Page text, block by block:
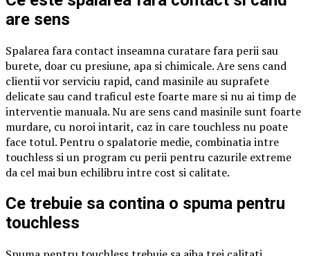
are sens
Spalarea fara contact inseamna curatare fara perii sau
burete, doar cu presiune, apa si chimicale. Are sens cand
clientii vor serviciu rapid, cand masinile au suprafete
delicate sau cand traficul este foarte mare si nu ai timp de
interventie manuala. Nu are sens cand masinile sunt foarte
murdare, cu noroi intarit, caz in care touchless nu poate
face totul. Pentru o spalatorie medie, combinatia intre
touchless si un program cu perii pentru cazurile extreme
da cel mai bun echilibru intre cost si calitate.
Ce trebuie sa contina o spuma pentru
touchless